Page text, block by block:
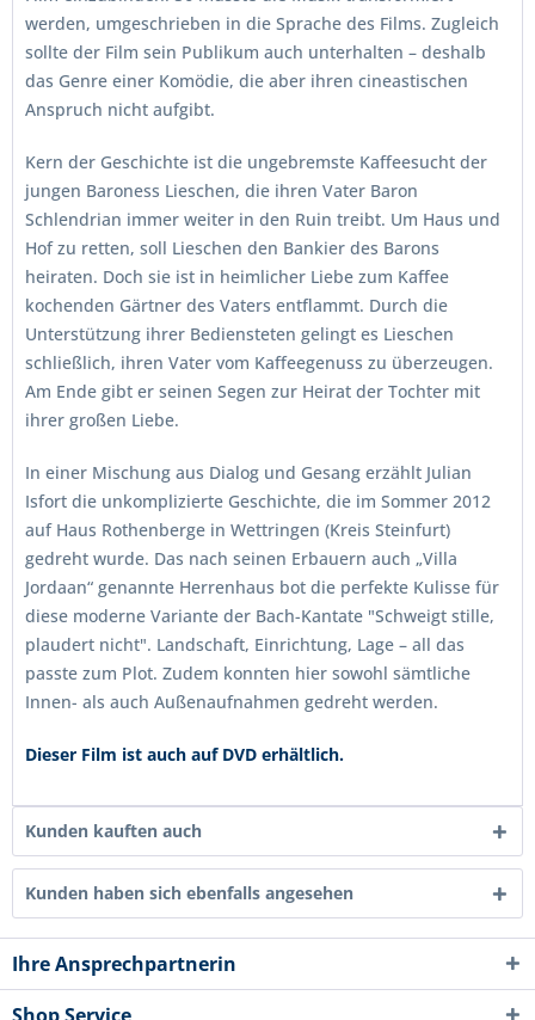
werden, umgeschrieben in die Sprache des Films. Zugleich
sollte der Film sein Publikum auch unterhalten – deshalb
das Genre einer Komödie, die aber ihren cineastischen
Anspruch nicht aufgibt.
Kern der Geschichte ist die ungebremste Kaffeesucht der
jungen Baroness Lieschen, die ihren Vater Baron
Schlendrian immer weiter in den Ruin treibt. Um Haus und
Hof zu retten, soll Lieschen den Bankier des Barons
heiraten. Doch sie ist in heimlicher Liebe zum Kaffee
kochenden Gärtner des Vaters entflammt. Durch die
Unterstützung ihrer Bediensteten gelingt es Lieschen
schließlich, ihren Vater vom Kaffeegenuss zu überzeugen.
Am Ende gibt er seinen Segen zur Heirat der Tochter mit
ihrer großen Liebe.
In einer Mischung aus Dialog und Gesang erzählt Julian
Isfort die unkomplizierte Geschichte, die im Sommer 2012
auf Haus Rothenberge in Wettringen (Kreis Steinfurt)
gedreht wurde. Das nach seinen Erbauern auch „Villa
Jordaan“ genannte Herrenhaus bot die perfekte Kulisse für
diese moderne Variante der Bach-Kantate "Schweigt stille,
plaudert nicht". Landschaft, Einrichtung, Lage – all das
passte zum Plot. Zudem konnten hier sowohl sämtliche
Innen- als auch Außenaufnahmen gedreht werden.
Dieser Film ist auch auf DVD erhältlich.
Kunden kauften auch
Kunden haben sich ebenfalls angesehen
Ihre Ansprechpartnerin